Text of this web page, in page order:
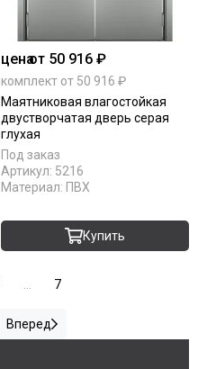
ценаот 50 916 ₽
комплект от 50 916 ₽
Маятниковая влагостойкая
двустворчатая дверь серая
глухая
Под заказ
Артикул: 5216
Материал: ПВХ
Купить
7
Вперед